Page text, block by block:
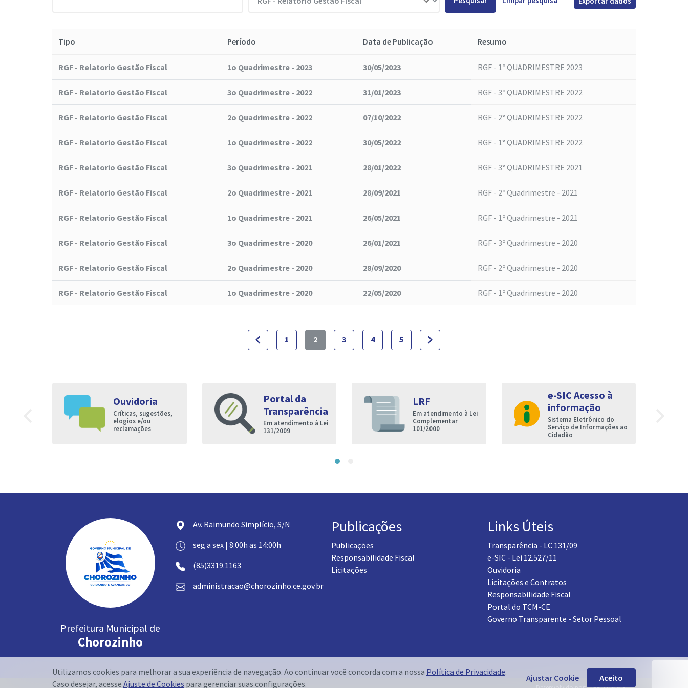
Tipo Período Data de Publicação Resumo
RGF - Relatorio Gestão Fiscal 1o Quadrimestre - 2023 30/05/2023 RGF - 1º QUADRIMESTRE 2023
RGF - Relatorio Gestão Fiscal 3o Quadrimestre - 2022 31/01/2023 RGF - 3º QUADRIMESTRE 2022
RGF - Relatorio Gestão Fiscal 2o Quadrimestre - 2022 07/10/2022 RGF - 2° QUADRIMESTRE 2022
RGF - Relatorio Gestão Fiscal 1o Quadrimestre - 2022 30/05/2022 RGF - 1° QUADRIMESTRE 2022
RGF - Relatorio Gestão Fiscal 3o Quadrimestre - 2021 28/01/2022 RGF - 3° QUADRIMESTRE 2021
RGF - Relatorio Gestão Fiscal 2o Quadrimestre - 2021 28/09/2021 RGF - 2º Quadrimestre - 2021
RGF - Relatorio Gestão Fiscal 1o Quadrimestre - 2021 26/05/2021 RGF - 1º Quadrimestre - 2021
RGF - Relatorio Gestão Fiscal 3o Quadrimestre - 2020 26/01/2021 RGF - 3º Quadrimestre - 2020
RGF - Relatorio Gestão Fiscal 2o Quadrimestre - 2020 28/09/2020 RGF - 2º Quadrimestre - 2020
RGF - Relatorio Gestão Fiscal 1o Quadrimestre - 2020 22/05/2020 RGF - 1º Quadrimestre - 2020
navigate_before 1 2 3 4 5 navigate_next
Ouvidoria
Críticas, sugestões,
elogios e/ou
reclamações
Portal da
Transparência
Em atendimento à Lei
131/2009
LRF
Em atendimento à Lei
Complementar
101/2000
e-SIC Acesso à
informação
Sistema Eletrônico do
Serviço de Informações ao
Cidadão
Prefeitura Municipal de
Chorozinho
Av. Raimundo Simplício, S/N
seg a sex | 8:00h as 14:00h
(85)3319.1163
administracao@chorozinho.ce.gov.br
Publicações
Publicações
Responsabilidade Fiscal
Licitações
Links Úteis
Transparência - LC 131/09
e-SIC - Lei 12.527/11
Ouvidoria
Licitações e Contratos
Responsabilidade Fiscal
Portal do TCM-CE
Governo Transparente - Setor Pessoal
Utilizamos cookies para melhorar a sua experiência de navegação. Ao continuar você concorda com a nossa Política de Privacidade.
Caso desejar, acesse Ajuste de Cookies para gerenciar suas configurações.
Ajustar Cookie Aceito